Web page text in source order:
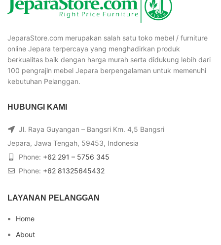
JeparaStore.com merupakan salah satu toko mebel / furniture
online Jepara terpercaya yang menghadirkan produk
berkualitas baik dengan harga murah serta didukung lebih dari
100 pengrajin mebel Jepara berpengalaman untuk memenuhi
kebutuhan Pelanggan.
HUBUNGI KAMI
Jl. Raya Guyangan – Bangsri Km. 4,5 Bangsri
Jepara, Jawa Tengah, 59453, Indonesia
Phone: +62 291 – 5756 345
Phone: +62 81325645432
LAYANAN PELANGGAN
Home
About